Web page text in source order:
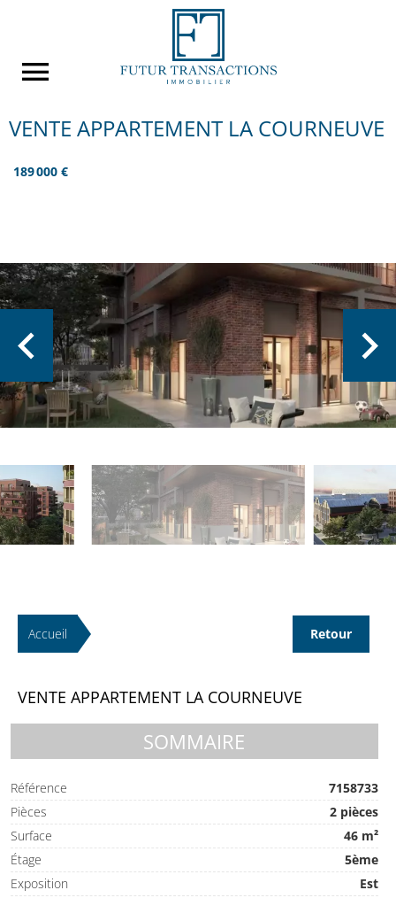
VENTE APPARTEMENT LA COURNEUVE
189 000 €
Accueil Retour
VENTE APPARTEMENT LA COURNEUVE
SOMMAIRE
Référence
7158733
Pièces
2 pièces
Surface
46 m²
Étage
5ème
Exposition
Est